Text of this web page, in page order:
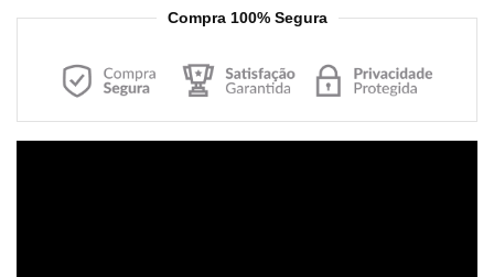
19
Compra 100% Segura